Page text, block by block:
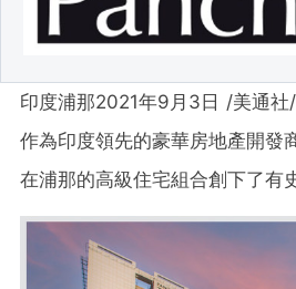
印度浦那2021年9月3日 /美通
作為印度領先的豪華房地產開發
在浦那的高級住宅組合創下了有